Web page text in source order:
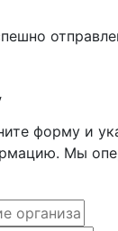
форму и
Мы